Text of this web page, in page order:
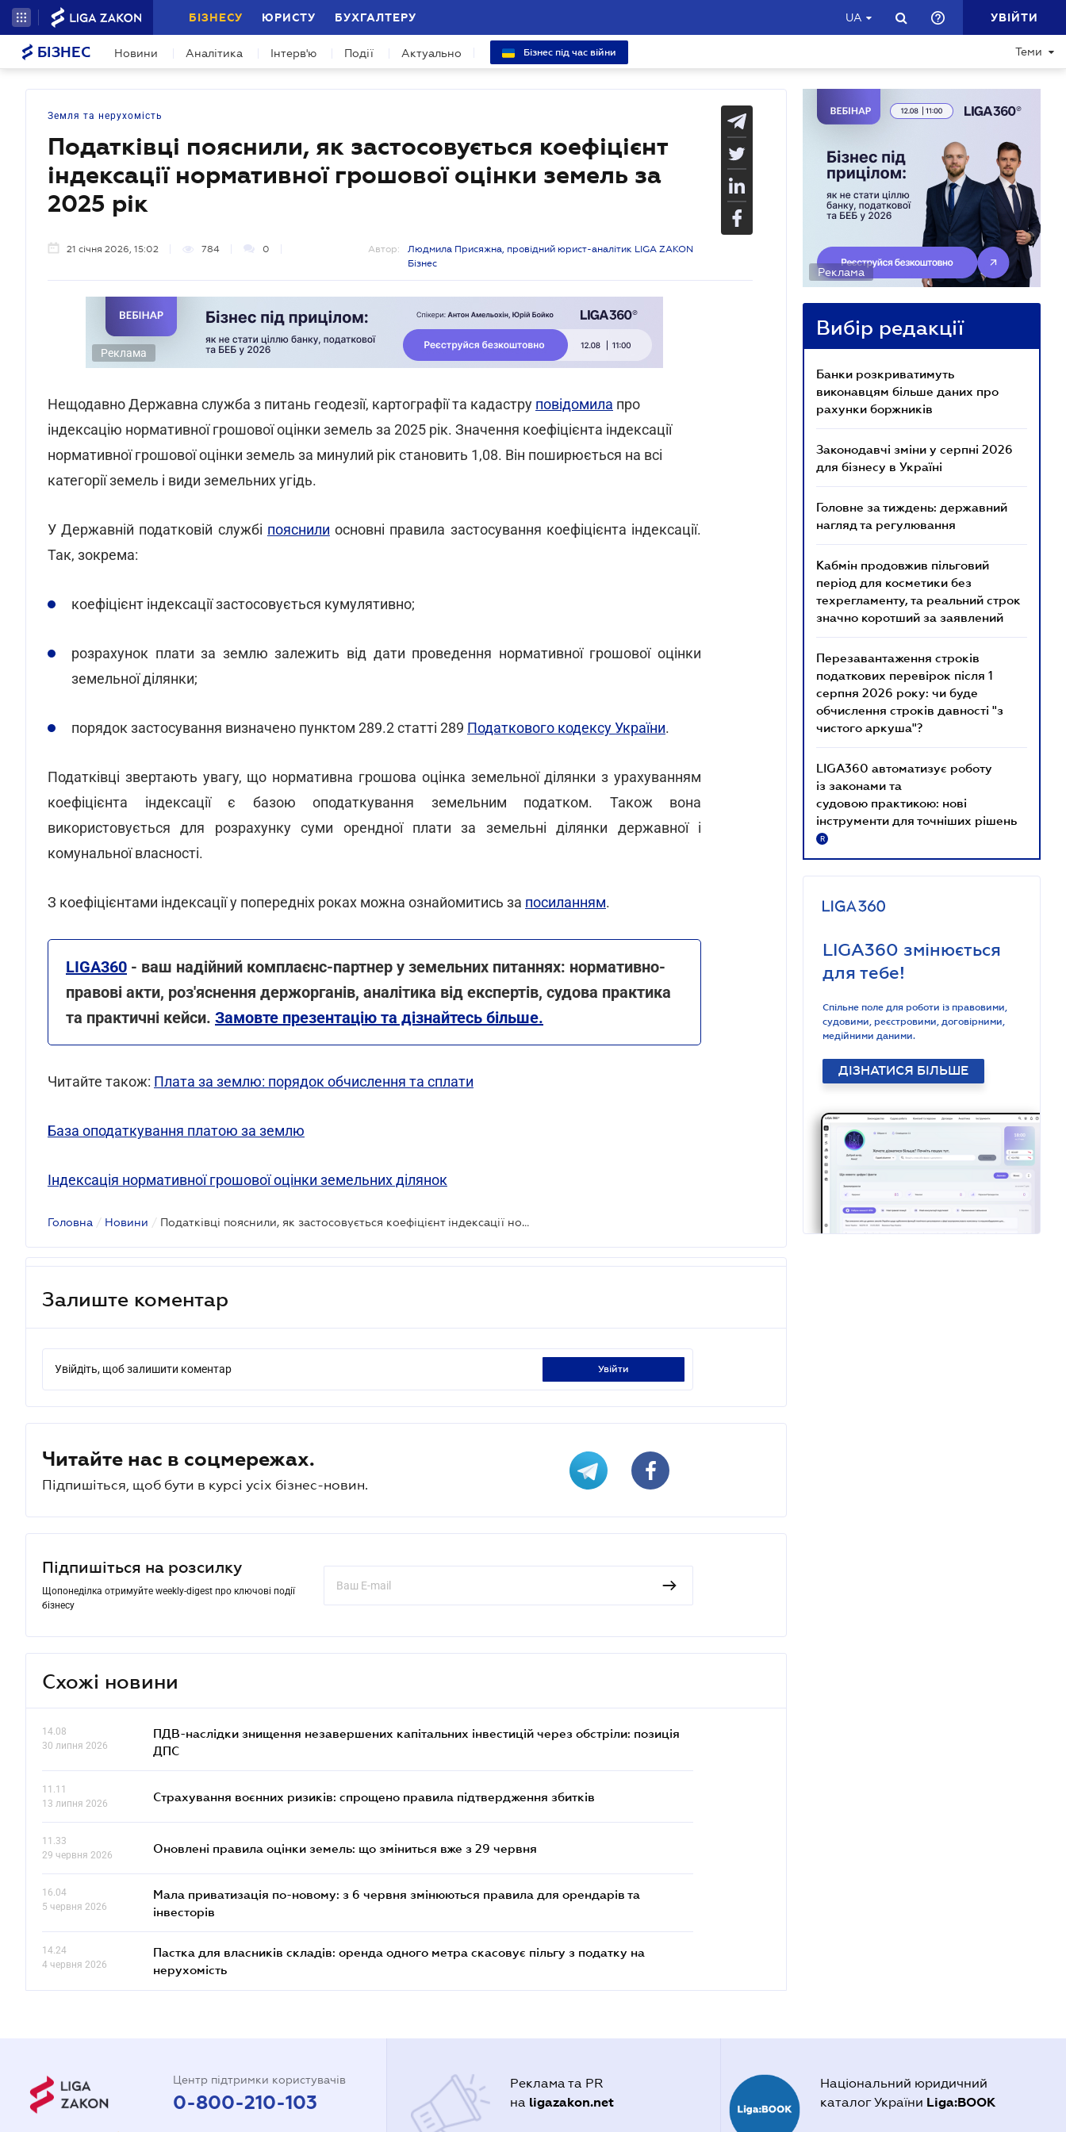
БІЗНЕСУ ЮРИСТУ БУХГАЛТЕРУ UA УВІЙТИ
БІЗНЕС Новини Аналітика Інтерв'ю Події Актуально Бізнес під час війни Теми
Земля та нерухомість
Податківці пояснили, як застосовується коефіцієнт
індексації нормативної грошової оцінки земель за
2025 рік
21 січня 2026, 15:02 784 0 Автор:
Людмила Присяжна, провідний юрист-аналітик LIGA ZAKON
Бізнес
Реклама
Нещодавно Державна служба з питань геодезії, картографії та кадастру повідомила про
індексацію нормативної грошової оцінки земель за 2025 рік. Значення коефіцієнта індексації
нормативної грошової оцінки земель за минулий рік становить 1,08. Він поширюється на всі
категорії земель і види земельних угідь.
У Державній податковій службі пояснили основні правила застосування коефіцієнта індексації.
Так, зокрема:
коефіцієнт індексації застосовується кумулятивно;
розрахунок плати за землю залежить від дати проведення нормативної грошової оцінки
земельної ділянки;
порядок застосування визначено пунктом 289.2 статті 289 Податкового кодексу України.
Податківці звертають увагу, що нормативна грошова оцінка земельної ділянки з урахуванням
коефіцієнта індексації є базою оподаткування земельним податком. Також вона
використовується для розрахунку суми орендної плати за земельні ділянки державної і
комунальної власності.
З коефіцієнтами індексації у попередніх роках можна ознайомитись за посиланням.
LIGA360 - ваш надійний комплаєнс-партнер у земельних питаннях: нормативно-
правові акти, роз'яснення держорганів, аналітика від експертів, судова практика
та практичні кейси. Замовте презентацію та дізнайтесь більше.
Читайте також: Плата за землю: порядок обчислення та сплати
База оподаткування платою за землю
Індексація нормативної грошової оцінки земельних ділянок
Головна / Новини / Податківці пояснили, як застосовується коефіцієнт індексації нормативної грошової оцінки земель за 2025 рік
Залиште коментар
Увійдіть, щоб залишити коментар увійти
Читайте нас в соцмережах.
Підпишіться, щоб бути в курсі усіх бізнес-новин.
Підпишіться на розсилку
Щопонеділка отримуйте weekly-digest про ключові події
бізнесу
Схожі новини
14.08
30 липня 2026
ПДВ-наслідки знищення незавершених капітальних інвестицій через обстріли: позиція
ДПС
11.11
13 липня 2026
Страхування воєнних ризиків: спрощено правила підтвердження збитків
11.33
29 червня 2026
Оновлені правила оцінки земель: що зміниться вже з 29 червня
16.04
5 червня 2026
Мала приватизація по-новому: з 6 червня змінюються правила для орендарів та
інвесторів
14.24
4 червня 2026
Пастка для власників складів: оренда одного метра скасовує пільгу з податку на
нерухомість
Реклама
Вибір редакції
Банки розкриватимуть
виконавцям більше даних про
рахунки боржників
Законодавчі зміни у серпні 2026
для бізнесу в Україні
Головне за тиждень: державний
нагляд та регулювання
Кабмін продовжив пільговий
період для косметики без
техрегламенту, та реальний строк
значно коротший за заявлений
Перезавантаження строків
податкових перевірок після 1
серпня 2026 року: чи буде
обчислення строків давності "з
чистого аркуша"?
LIGA360 автоматизує роботу
із законами та
судовою практикою: нові
інструменти для точніших рішень
R
LIGA360 змінюється
для тебе!
Спільне поле для роботи із правовими,
судовими, реєстровими, договірними,
медійними даними.
ДІЗНАТИСЯ БІЛЬШЕ
Центр підтримки користувачів
0-800-210-103
Реклама та PR
на ligazakon.net
Національний юридичний
каталог України Liga:BOOK